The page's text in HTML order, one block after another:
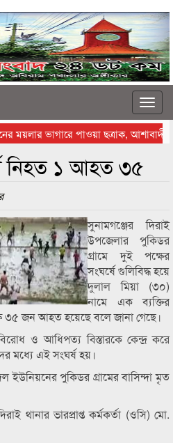
ময়লার ভাগারে পাওয়া ছত্রাক, আশাবাদী
নিহত ১ আহত ৩৫
সুনামগঞ্জের দিরাই
উপজেলার পুকিডর
গ্রামে দুই পক্ষের
সংঘর্ষে গুলিবিদ্ধ হয়ে
দুলাল মিয়া (৩০)
নামে এক ব্যক্তির
৩৫ জন আহত হয়েছে বলে জানা গেছে।
ও আধিপত্য বিস্তারকে কেন্দ্র করে
মধ্যে এই সংঘর্ষ হয়।
পুকিডর গ্রামের বাসিন্দা মৃত
থানার ভারপ্রাপ্ত কর্মকর্তা (ওসি) মো.